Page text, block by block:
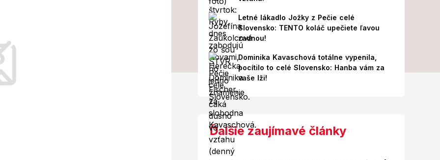
Letné lákadlo Jožky z Pečie celé
Slovensko: TENTO koláč upečiete ľavou
zadnou!
Dominika Kavaschová totálne vypenila,
pocítilo to celé Slovensko: Hanba vám za
vaše lži!
Ďalšie zaujímavé články